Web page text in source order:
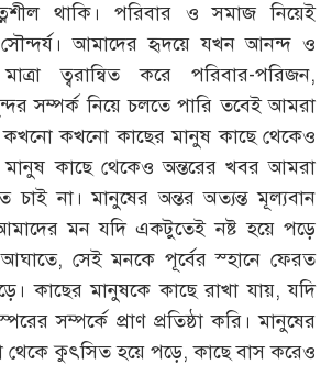
থাকি। পরিবার ও সমাজ নিয়েই
আমাদের হৃদয়ে যখন আনন্দ ও
ত্বরান্বিত করে পরিবার-পরিজন,
সম্পর্ক নিয়ে চলতে পারি তবেই আমরা
কখনো কাছের মানুষ কাছে থেকেও
মানুষ কাছে থেকেও অন্তরের খবর আমরা
না। মানুষের অন্তর অত্যন্ত মূল্যবান
মন যদি একটুতেই নষ্ট হয়ে পড়ে
সেই মনকে পূর্বের স্হানে ফেরত
কাছের মানুষকে কাছে রাখা যায়, যদি
সম্পর্কে প্রাণ প্রতিষ্ঠা করি। মানুষের
থেকে কুৎসিত হয়ে পড়ে, কাছে বাস করেও